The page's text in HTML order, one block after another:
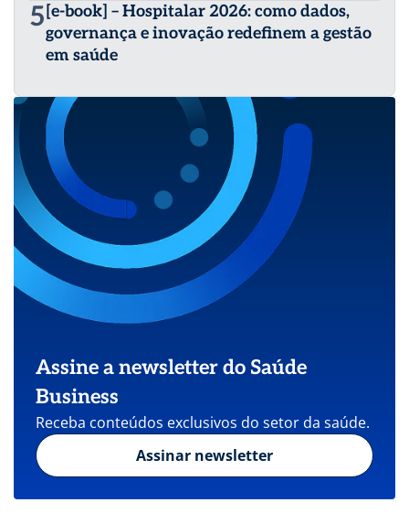
5 [e-book] – Hospitalar 2026: como dados,
governança e inovação redefinem a gestão
em saúde
Assine a newsletter do Saúde
Business
Receba conteúdos exclusivos do setor da saúde.
Assinar newsletter